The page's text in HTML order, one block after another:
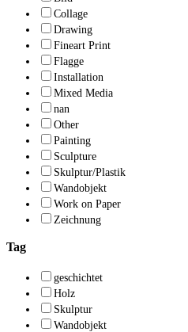
Collage
Drawing
Fineart Print
Flagge
Installation
Mixed Media
nan
Other
Painting
Sculpture
Skulptur/Plastik
Wandobjekt
Work on Paper
Zeichnung
Tag
geschichtet
Holz
Skulptur
Wandobjekt